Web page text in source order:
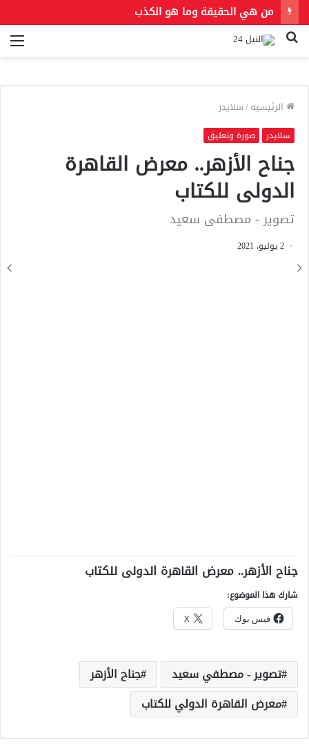
من هي الحقيقة وما هو الكذب
بحث
الرئيسية/سلايدر
سلايدر صورة وتعليق
جناح الأزهر.. معرض القاهرة
الدولى للكتاب
تصوير - مصطفى سعيد
2 يوليو، 2021
جناح الأزهر.. معرض القاهرة الدولى للكتاب
شارك هذا الموضوع:
فيس بوك X
تصوير - مصطفي سعيد
جناح الأزهر
معرض القاهرة الدولي للكتاب